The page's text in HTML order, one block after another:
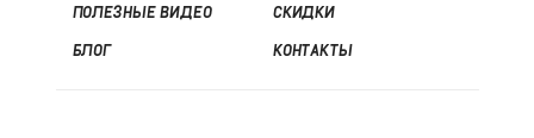
ПОЛЕЗНЫЕ ВИДЕО
БЛОГ
СКИДКИ
КОНТАКТЫ